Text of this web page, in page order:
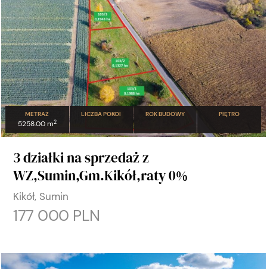
METRAŻ
5258.00 m2
LICZBA POKOI ROK BUDOWY PIĘTRO
3 działki na sprzedaż z
WZ,Sumin,Gm.Kikół,raty 0%
Kikół, Sumin
177 000 PLN